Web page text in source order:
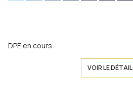
DPE en cours
VOIR LE DÉTAIL